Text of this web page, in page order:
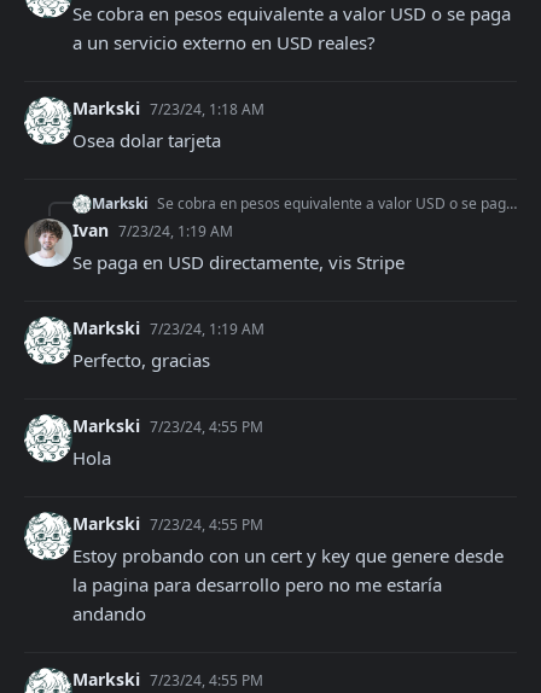
Se cobra en pesos equivalente a valor USD o se paga
a un servicio externo en USD reales?
Markski 7/23/24, 1:18 AM
Osea dolar tarjeta
Markski Se cobra en pesos equivalente a valor USD o se paga a un servicio externo en USD reales?
Ivan 7/23/24, 1:19 AM
Se paga en USD directamente, vis Stripe
Markski 7/23/24, 1:19 AM
Perfecto, gracias
Markski 7/23/24, 4:55 PM
Hola
Markski 7/23/24, 4:55 PM
Estoy probando con un cert y key que genere desde
la pagina para desarrollo pero no me estaría
andando
Markski 7/23/24, 4:55 PM